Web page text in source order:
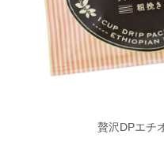
贅沢DPエチ